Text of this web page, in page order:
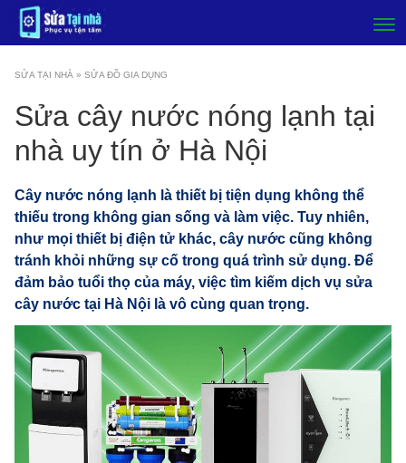
SỬA TẠI NHÀ » SỬA ĐỒ GIA DỤNG
Sửa cây nước nóng lạnh tại
nhà uy tín ở Hà Nội
Cây nước nóng lạnh là thiết bị tiện dụng không thể
thiếu trong không gian sống và làm việc. Tuy nhiên,
như mọi thiết bị điện tử khác, cây nước cũng không
tránh khỏi những sự cố trong quá trình sử dụng. Để
đảm bảo tuổi thọ của máy, việc tìm kiếm dịch vụ sửa
cây nước tại Hà Nội là vô cùng quan trọng.